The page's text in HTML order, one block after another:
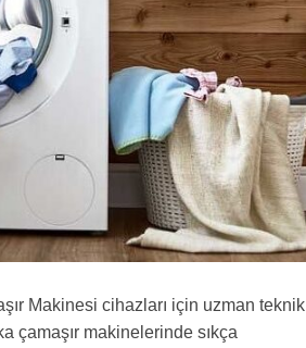
Makinesi cihazları için uzman teknik
çamaşır makinelerinde sıkça